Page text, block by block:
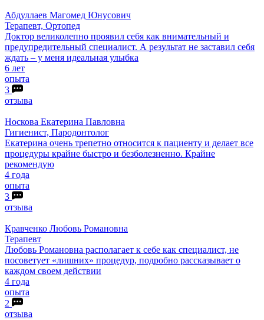
Абдуллаев Магомед Юнусович
Терапевт, Ортопед
Доктор великолепно проявил себя как внимательный и
предупредительный специалист. А результат не заставил себя
ждать – у меня идеальная улыбка
6 лет
опыта
3
отзыва
Носкова Екатерина Павловна
Гигиенист, Пародонтолог
Екатерина очень трепетно относится к пациенту и делает все
процедуры крайне быстро и безболезненно. Крайне
рекомендую
4 года
опыта
3
отзыва
Кравченко Любовь Романовна
Терапевт
Любовь Романовна располагает к себе как специалист, не
посоветует «лишних» процедур, подробно рассказывает о
каждом своем действии
4 года
опыта
2
отзыва